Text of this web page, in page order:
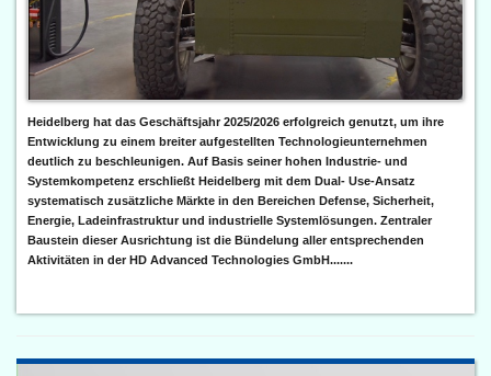
Heidelberg hat das Geschäftsjahr 2025/2026 erfolgreich genutzt, um ihre
Entwicklung zu einem breiter aufgestellten Technologieunternehmen
deutlich zu beschleunigen. Auf Basis seiner hohen Industrie- und
Systemkompetenz erschließt Heidelberg mit dem Dual- Use-Ansatz
systematisch zusätzliche Märkte in den Bereichen Defense, Sicherheit,
Energie, Ladeinfrastruktur und industrielle Systemlösungen. Zentraler
Baustein dieser Ausrichtung ist die Bündelung aller entsprechenden
Aktivitäten in der HD Advanced Technologies GmbH.......